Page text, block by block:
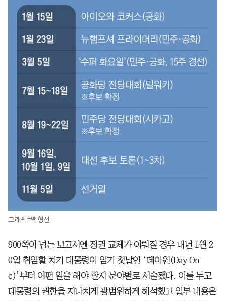
그래픽=백형선
900쪽이 넘는 보고서엔 정권 교체가 이뤄질 경우 내년 1월 2
0일 취임할 차기 대통령이 임기 첫날인 ‘데이원(Day On
e)’부터 어떤 일을 해야 할지 분야별로 서술됐다. 이를 두고
대통령의 권한을 지나치게 광범위하게 해석했고 일부 내용은